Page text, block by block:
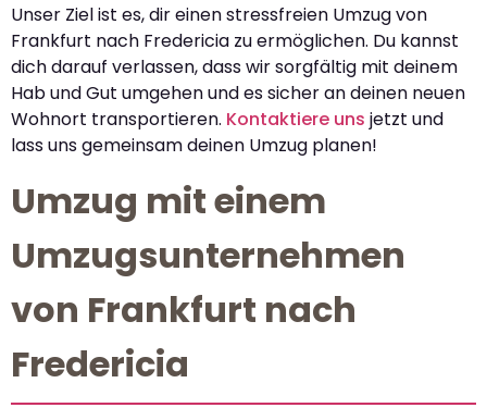
Unser Ziel ist es, dir einen stressfreien Umzug von
Frankfurt nach Fredericia zu ermöglichen. Du kannst
dich darauf verlassen, dass wir sorgfältig mit deinem
Hab und Gut umgehen und es sicher an deinen neuen
Wohnort transportieren. Kontaktiere uns jetzt und
lass uns gemeinsam deinen Umzug planen!
Umzug mit einem
Umzugsunternehmen
von Frankfurt nach
Fredericia